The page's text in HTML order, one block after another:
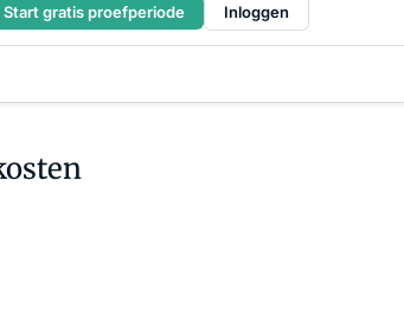
Start gratis proefperiode Inloggen